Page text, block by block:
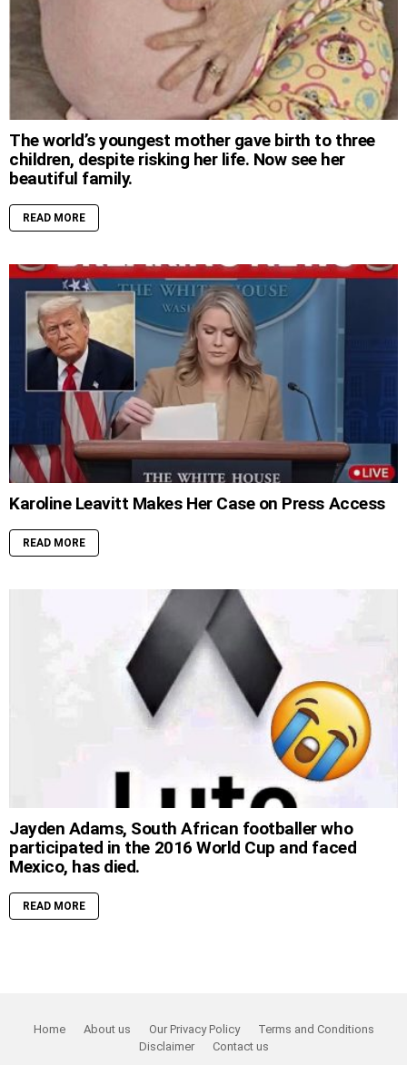
The world’s youngest mother gave birth to three
children, despite risking her life. Now see her
beautiful family.
READ MORE
Karoline Leavitt Makes Her Case on Press Access
READ MORE
Jayden Adams, South African footballer who
participated in the 2016 World Cup and faced
Mexico, has died.
READ MORE
Home About us Our Privacy Policy
Terms and Conditions
Disclaimer
Contact us